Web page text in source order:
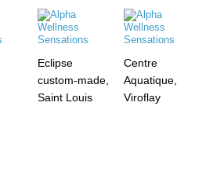
Eclipse
custom-made,
Saint Louis
Centre
Aquatique,
Viroflay